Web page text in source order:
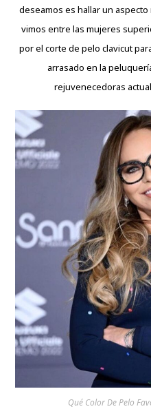
deseamos es hallar un
vimos entre las mujeres
por el corte de pelo clavicut
arrasado en la
rejuvenecedoras
Qué Color De Pelo